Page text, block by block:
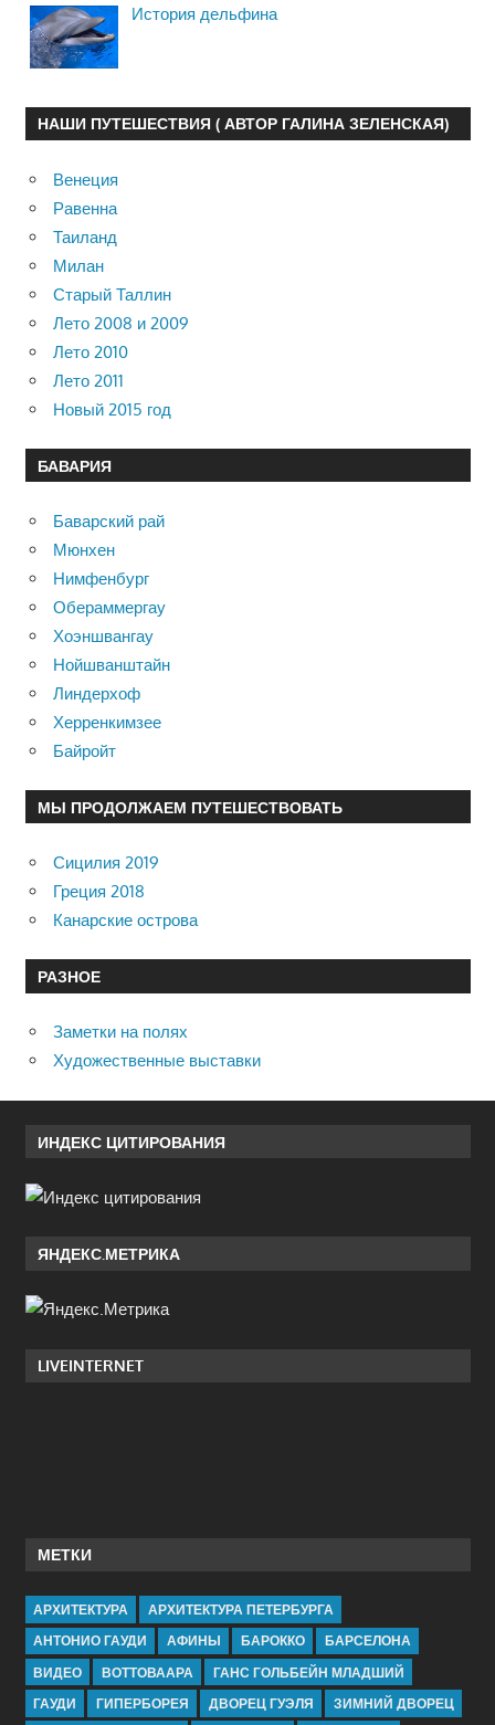
История дельфина
НАШИ ПУТЕШЕСТВИЯ ( АВТОР ГАЛИНА ЗЕЛЕНСКАЯ)
Венеция
Равенна
Таиланд
Милан
Старый Таллин
Лето 2008 и 2009
Лето 2010
Лето 2011
Новый 2015 год
БАВАРИЯ
Баварский рай
Мюнхен
Нимфенбург
Обераммергау
Хоэншвангау
Нойшванштайн
Линдерхоф
Херренкимзее
Байройт
МЫ ПРОДОЛЖАЕМ ПУТЕШЕСТВОВАТЬ
Сицилия 2019
Греция 2018
Канарские острова
РАЗНОЕ
Заметки на полях
Художественные выставки
ИНДЕКС ЦИТИРОВАНИЯ
ЯНДЕКС.МЕТРИКА
LIVEINTERNET
МЕТКИ
АРХИТЕКТУРА
АРХИТЕКТУРА ПЕТЕРБУРГА
АНТОНИО ГАУДИ
АФИНЫ БАРОККО
БАРСЕЛОНА
ВИДЕО
ВОТТОВААРА
ГАНС ГОЛЬБЕЙН МЛАДШИЙ
ГАУДИ
ГИПЕРБОРЕЯ ДВОРЕЦ ГУЭЛЯ ЗИМНИЙ ДВОРЕЦ